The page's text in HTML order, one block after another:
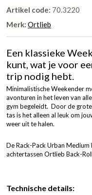
Artikel code: 70.3220
Merk: Ortlieb
Een klassieke
kunt, wat je voor
trip nodig hebt.
Minimalistische Weekender
avonturen in het leven van
gym begeleidt. Door de
tas is het alleen al leuk om
weer uit te halen.
De Rack-Pack Urban Medium
achtertassen Ortlieb Back-
Technische details: